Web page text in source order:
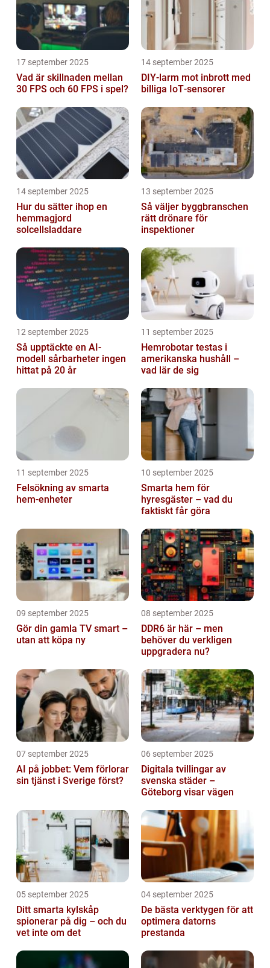
17 september 2025
Vad är skillnaden mellan
30 FPS och 60 FPS i spel?
14 september 2025
DIY‑larm mot inbrott med
billiga IoT‑sensorer
14 september 2025
Hur du sätter ihop en
hemmagjord
solcellsladdare
13 september 2025
Så väljer byggbranschen
rätt drönare för
inspektioner
12 september 2025
Så upptäckte en AI-
modell sårbarheter ingen
hittat på 20 år
11 september 2025
Hemrobotar testas i
amerikanska hushåll –
vad lär de sig
11 september 2025
Felsökning av smarta
hem-enheter
10 september 2025
Smarta hem för
hyresgäster – vad du
faktiskt får göra
09 september 2025
Gör din gamla TV smart –
utan att köpa ny
08 september 2025
DDR6 är här – men
behöver du verkligen
uppgradera nu?
07 september 2025
AI på jobbet: Vem förlorar
sin tjänst i Sverige först?
06 september 2025
Digitala tvillingar av
svenska städer –
Göteborg visar vägen
05 september 2025
Ditt smarta kylskåp
spionerar på dig – och du
vet inte om det
04 september 2025
De bästa verktygen för att
optimera datorns
prestanda